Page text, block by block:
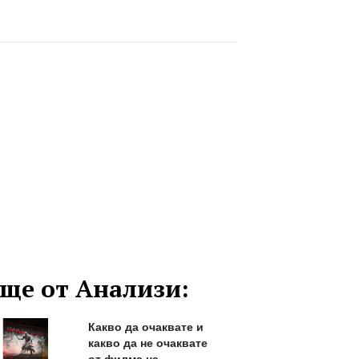
от Анализи:
Какво да очаквате и
какво да не очаквате